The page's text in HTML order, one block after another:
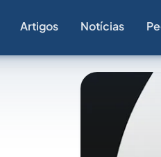
Artigos Notícias